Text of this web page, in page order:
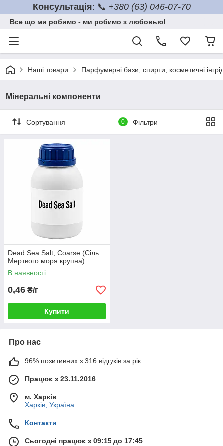
Консультація: 📞 +380 (63) 046-07-70
Все що ми робимо - ми робимо з любовью!
Наші товари Парфумерні бази, спирти, косметичні
Мінеральні компоненти
Сортування 0 Фільтри
Dead Sea Salt, Coarse (Сіль
Мертвого моря крупна)
В наявності
0,46 ₴/г
Купити
Про нас
96% позитивних з 316 відгуків за рік
Працює з 23.11.2016
м. Харків
Харків, Україна
Контакти
Сьогодні працює з 09:15 до 17:45